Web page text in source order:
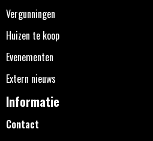
Vergunningen
Huizen te koop
Evenementen
Extern nieuws
Informatie
Contact